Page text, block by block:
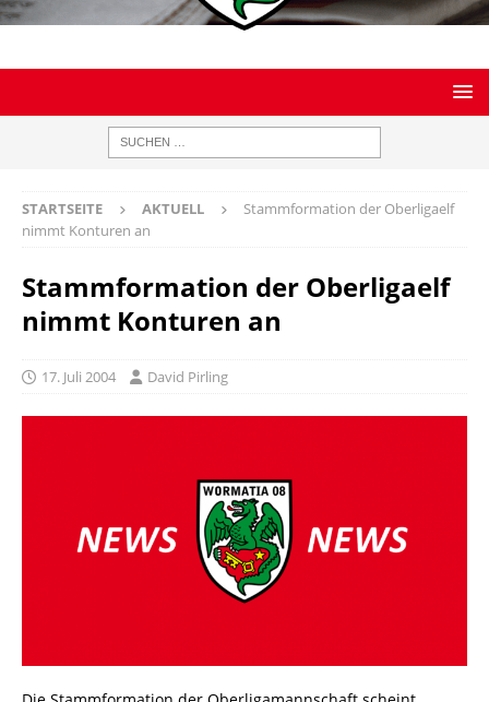
STARTSEITE AKTUELL
Stammformation der Oberligaelf
nimmt Konturen an
Stammformation der Oberligaelf
nimmt Konturen an
17. Juli 2004 David Pirling